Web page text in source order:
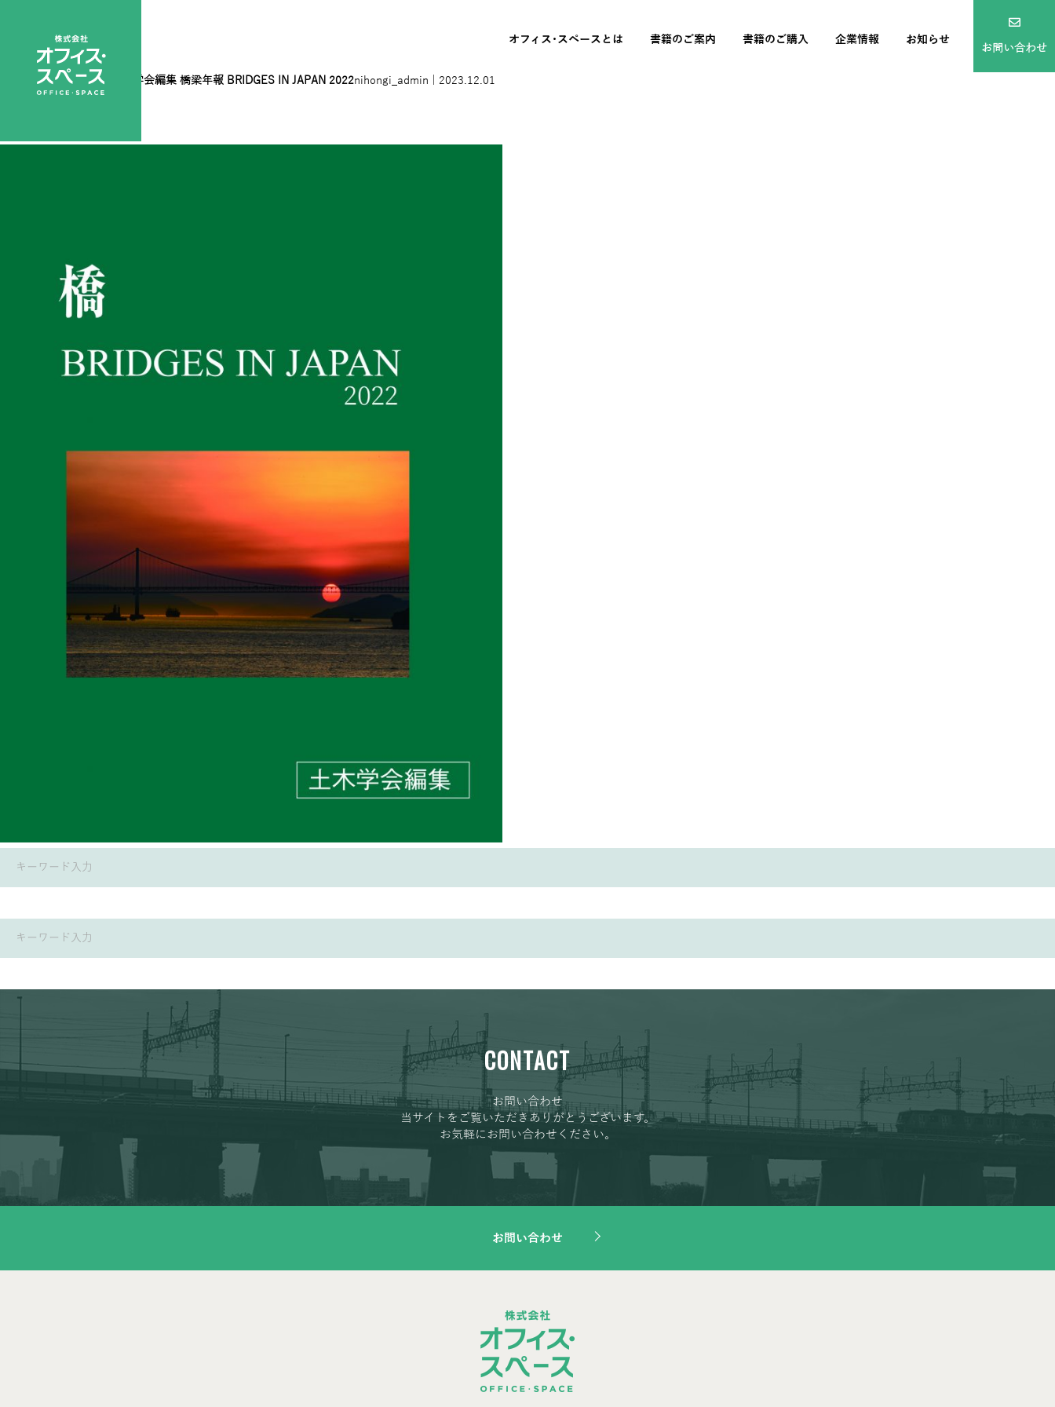
オフィス･スペースとは 書籍のご案内 書籍のご購入 企業情報 お知らせ
お問い合わせ
橋梁年報2022表1| ← 土木学会編集 橋梁年報 BRIDGES IN JAPAN 2022nihongi_admin 2023.12.01
CONTACT
お問い合わせ
当サイトをご覧いただきありがとうございます。
お気軽にお問い合わせください。
お問い合わせ